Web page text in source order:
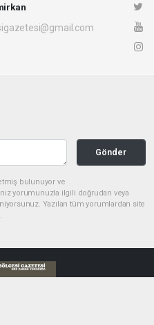
Gönder
bulunuyor ve
yorumunuzla ilgili doğrudan veya
Yazılan tüm yorumlardan site